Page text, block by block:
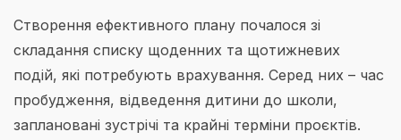
Створення ефективного плану почалося зі
складання списку щоденних та щотижневих
подій, які потребують врахування. Серед них – час
пробудження, відведення дитини до школи,
заплановані зустрічі та крайні терміни проєктів.